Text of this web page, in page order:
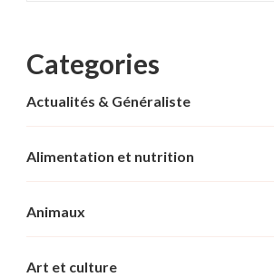
Categories
Actualités & Généraliste
Alimentation et nutrition
Animaux
Art et culture